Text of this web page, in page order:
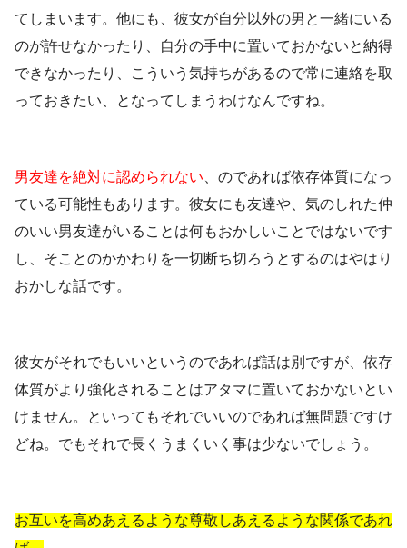
てしまいます。他にも、彼女が自分以外の男と一緒にいる
のが許せなかったり、自分の手中に置いておかないと納得
できなかったり、こういう気持ちがあるので常に連絡を取
っておきたい、となってしまうわけなんですね。
男友達を絶対に認められない 、のであれば依存体質になっ
ている可能性もあります。彼女にも友達や、気のしれた仲
のいい男友達がいることは何もおかしいことではないです
し、そことのかかわりを一切断ち切ろうとするのはやはり
おかしな話です。
彼女がそれでもいいというのであれば話は別ですが、依存
体質がより強化されることはアタマに置いておかないとい
けません。といってもそれでいいのであれば無問題ですけ
どね。でもそれで長くうまくいく事は少ないでしょう。
お互いを高めあえるような尊敬しあえるような関係であれ